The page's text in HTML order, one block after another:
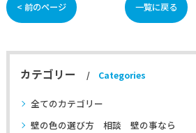
< 前のページ 一覧に戻る
カテゴリー Categories
全てのカテゴリー
壁の色の選び方 相談 壁の事なら